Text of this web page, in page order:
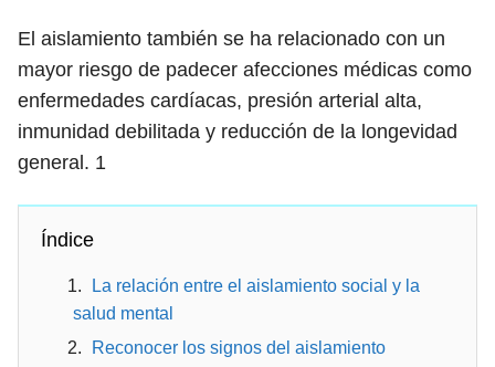
El aislamiento también se ha relacionado con un
mayor riesgo de padecer afecciones médicas como
enfermedades cardíacas, presión arterial alta,
inmunidad debilitada y reducción de la longevidad
general. 1
Índice
La relación entre el aislamiento social y la
salud mental
Reconocer los signos del aislamiento